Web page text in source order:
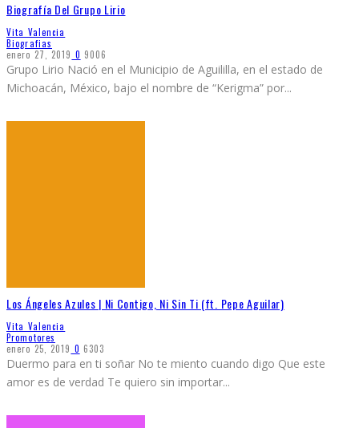
Biografía Del Grupo Lirio
Vita Valencia
Biografias
enero 27, 2019 0 9006
Grupo Lirio Nació en el Municipio de Aguililla, en el estado de
Michoacán, México, bajo el nombre de “Kerigma” por...
Los Ángeles Azules | Ni Contigo, Ni Sin Ti (ft. Pepe Aguilar)
Vita Valencia
Promotores
enero 25, 2019 0 6303
Duermo para en ti soñar No te miento cuando digo Que este
amor es de verdad Te quiero sin importar...